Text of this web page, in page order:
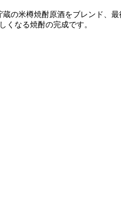
の米樽焼酎原酒をブレンド、
くなる焼酎の完成です。